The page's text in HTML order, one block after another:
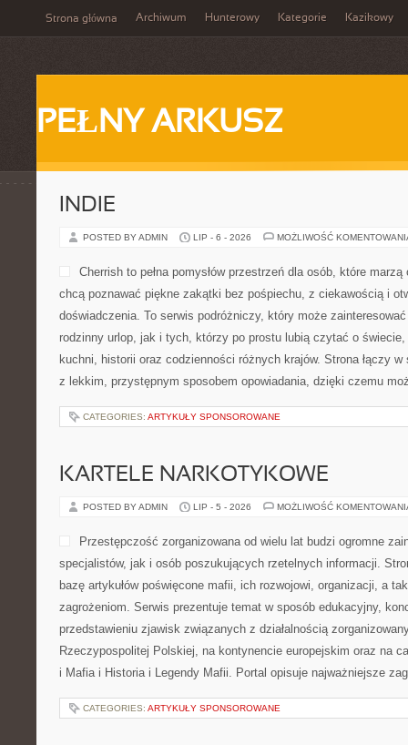
Strona główna Archiwum Hunterowy Kategorie Kazikowy
PEŁNY ARKUSZ
INDIE
POSTED BY ADMIN LIP - 6 - 2026 MOŻLIWOŚĆ
Cherrish to pełna pomysłów przestrzeń dla osób, które
chcą poznawać piękne zakątki bez pośpiechu, z ciekawością i
doświadczenia. To serwis podróżniczy, który może
rodzinny urlop, jak i tych, którzy po prostu lubią czytać o
kuchni, historii oraz codzienności różnych krajów. Strona łączy
z lekkim, przystępnym sposobem opowiadania, dzięki czemu
CATEGORIES: ARTYKUŁY SPONSOROWANE
KARTELE NARKOTYKOWE
POSTED BY ADMIN LIP - 5 - 2026 MOŻLIWOŚĆ
Przestępczość zorganizowana od wielu lat budzi ogromne
specjalistów, jak i osób poszukujących rzetelnych informacji.
bazę artykułów poświęcone mafii, ich rozwojowi, organizacji, a
zagrożeniom. Serwis prezentuje temat w sposób edukacyjny,
przedstawieniu zjawisk związanych z działalnością
Rzeczypospolitej Polskiej, na kontynencie europejskim oraz na
i Mafia i Historia i Legendy Mafii. Portal opisuje najważniejsze
CATEGORIES: ARTYKUŁY SPONSOROWANE